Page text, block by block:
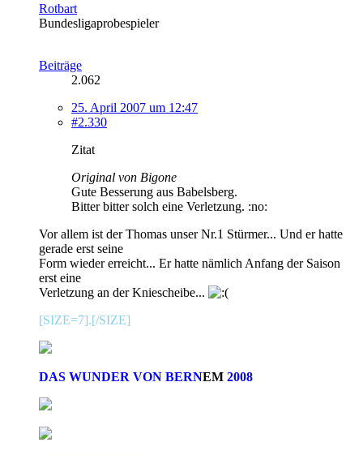
Rotbart
Bundesligaprobespieler
Beiträge
2.062
25. April 2007 um 12:47
#2.330
Zitat
Original von Bigone
Gute Besserung aus Babelsberg.
Bitter bitter solch eine Verletzung. :no:
Vor allem ist der Thomas unser Nr.1 Stürmer... Und er hatte
gerade erst seine
Form wieder erreicht... Er hatte nämlich Anfang der Saison
erst eine
Verletzung an der Kniescheibe...
[SIZE=7].[/SIZE]
DAS WUNDER VON BERNEM 2008